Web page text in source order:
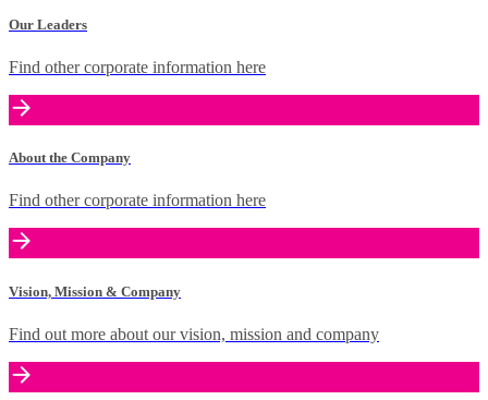
Our Leaders
Find other corporate information here
About the Company
Find other corporate information here
Vision, Mission & Company
Find out more about our vision, mission and company